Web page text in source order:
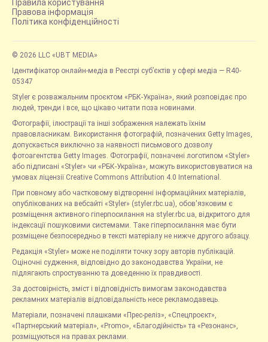
Правила користування
Правова інформація
Політика конфіденційності
© 2026 LLC «UBT MEDIA»
Ідентифікатор онлайн-медіа в Реєстрі суб’єктів у сфері медіа — R40-
05347
Styler є розважальним проєктом «РБК-Україна», який розповідає про
людей, тренди і все, що цікаво читати поза новинами.
Фотографії, ілюстрації та інші зображення належать їхнім
правовласникам. Використання фотографій, позначених Getty Images,
допускається виключно за наявності письмового дозволу
фотоагентства Getty Images. Фотографії, позначені логотипом «Styler»
або підписані «Styler» чи «РБК-Україна», можуть використовуватися на
умовах ліцензії Creative Commons Attribution 4.0 International.
При повному або частковому відтворенні інформаційних матеріалів,
опублікованих на вебсайті «Styler» (styler.rbc.ua), обов'язковим є
розміщення активного гіперпосилання на styler.rbc.ua, відкритого для
індексації пошуковими системами. Таке гіперпосилання має бути
розміщене безпосередньо в тексті матеріалу не нижче другого абзацу.
Редакція «Styler» може не поділяти точку зору авторів публікацій.
Оціночні судження, відповідно до законодавства України, не
підлягають спростуванню та доведенню їх правдивості.
За достовірність, зміст і відповідність вимогам законодавства
рекламних матеріалів відповідальність несе рекламодавець.
Матеріали, позначені плашками «Прес-реліз», «Спецпроєкт»,
«Партнерський матеріал», «Promo», «Благодійність» та «Резонанс»,
розміщуються на правах реклами.